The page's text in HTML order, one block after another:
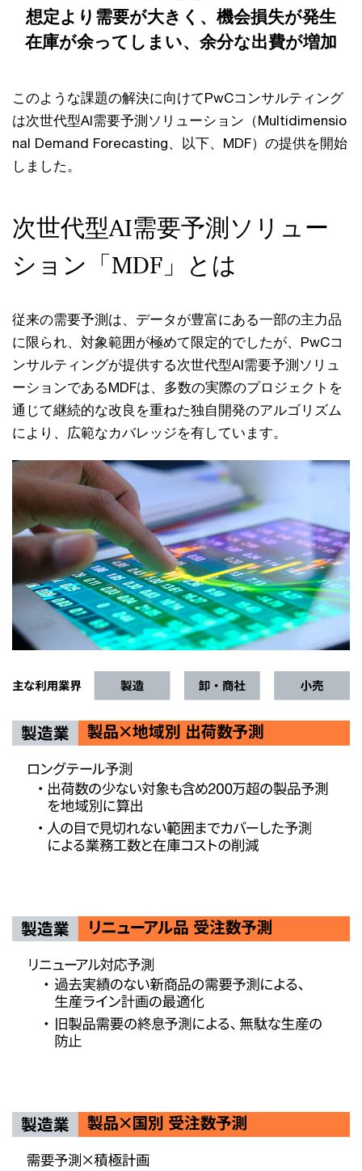
想定より需要が大きく、機会損失が発生
在庫が余ってしまい、余分な出費が増加
このような課題の解決に向けてPwCコンサルティング
は次世代型AI需要予測ソリューション（Multidimensio
nal Demand Forecasting、以下、MDF）の提供を開始
しました。
次世代型AI需要予測ソリュー
ション「MDF」とは
従来の需要予測は、データが豊富にある一部の主力品
に限られ、対象範囲が極めて限定的でしたが、PwCコ
ンサルティングが提供する次世代型AI需要予測ソリュ
ーションであるMDFは、多数の実際のプロジェクトを
通じて継続的な改良を重ねた独自開発のアルゴリズム
により、広範なカバレッジを有しています。